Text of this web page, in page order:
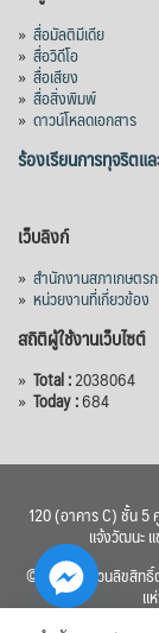
» สื่อมัลติมีเดีย
» สื่อวิดีโอ
» สื่อเสียง
» สื่อสิ่งพิมพ์
» ดาวน์โหลดเอกสาร
ร้องเรียนการทุจริตแ
เว็บลิงก์
» สำนักงานสภาเกษตร
» หน่วยงานที่เกี่ยวข้อง
สถิติผู้ใช้งานเว็บไซต์
» Total :2038064
» Today :684
120 (อาคาร C) ชั้น 5
แจ้งวัฒนะ
© 2560 สงวนลิขสิทธิ์
แ